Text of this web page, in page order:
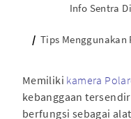
Info Sentra
Tips
Memiliki kamera
kebanggaan
berfungsi sebagai